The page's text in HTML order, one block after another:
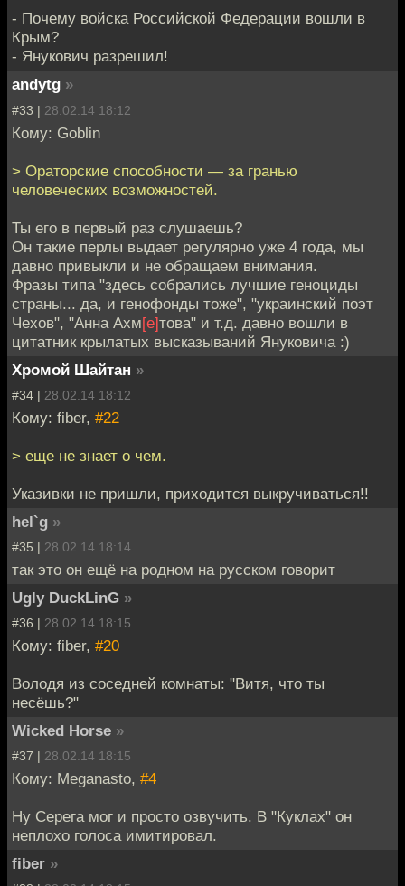
- Почему войска Российской Федерации вошли в
Крым?
- Янукович разрешил!
andytg »
#33 | 28.02.14 18:12
Кому: Goblin
> Ораторские способности — за гранью
человеческих возможностей.
Ты его в первый раз слушаешь?
Он такие перлы выдает регулярно уже 4 года, мы
давно привыкли и не обращаем внимания.
Фразы типа "здесь собрались лучшие геноциды
страны... да, и генофонды тоже", "украинский поэт
Чехов", "Анна Ахм[е]това" и т.д. давно вошли в
цитатник крылатых высказываний Януковича :)
Хромой Шайтан »
#34 | 28.02.14 18:12
Кому: fiber, #22
> еще не знает о чем.
Указивки не пришли, приходится выкручиваться!!
hel`g »
#35 | 28.02.14 18:14
так это он ещё на родном на русском говорит
Ugly DuckLinG »
#36 | 28.02.14 18:15
Кому: fiber, #20
Володя из соседней комнаты: "Витя, что ты
несёшь?"
Wicked Horse »
#37 | 28.02.14 18:15
Кому: Meganasto, #4
Ну Серега мог и просто озвучить. В "Куклах" он
неплохо голоса имитировал.
fiber »